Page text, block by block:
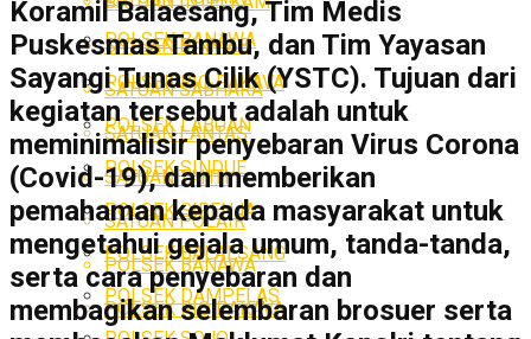
POLSEK BANAWA
POLSEK RIO PAKAVA
POLSEK LABUAN
POLSEK SINDUE
POLSEK SIRENJA
POLSEK BALAESANG
POLSEK DAMPELAS
SATUAN BINMAS
SATUAN SABHARA
SATUAN LANTAS
SATUAN TAHTI
SATUAN POLAIR
POLSEK BANAWA
POLSEK RIO PAKAVA
Koramil Balaesang, Tim Medis
Puskesmas Tambu, dan Tim Yayasan
Sayangi Tunas Cilik (YSTC). Tujuan dari
kegiatan tersebut adalah untuk
meminimalisir penyebaran Virus Corona
(Covid-19), dan memberikan
pemahaman kepada masyarakat untuk
mengetahui gejala umum, tanda-tanda,
serta cara penyebaran dan
membagikan selembaran brosuer serta